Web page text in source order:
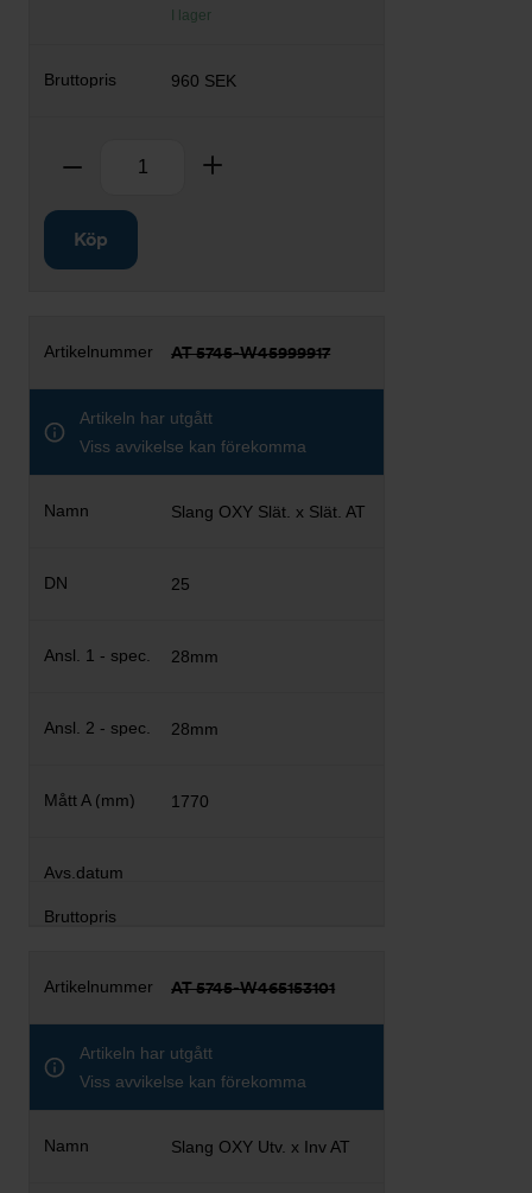
I lager
960 SEK
Ta bort
Köp
AT 5745-W45999917
Artikeln har utgått
Viss avvikelse kan förekomma
Slang OXY Slät. x Slät. AT
25
28mm
28mm
1770
AT 5745-W465153101
Artikeln har utgått
Viss avvikelse kan förekomma
Slang OXY Utv. x Inv AT